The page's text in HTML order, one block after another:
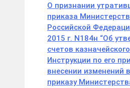
О признании
приказа
Российской
2015 г. N184н “Об
счетов
Инструкции по его
внесении изменений
приказу